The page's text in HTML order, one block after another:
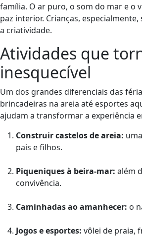
família. O ar puro, o som do mar e o
paz interior. Crianças,
a criatividade.
Atividades que
inesquecível
Um dos grandes diferenciais das
brincadeiras na areia até esportes
ajudam a transformar a experiência
Construir castelos de areia:
pais e filhos.
Piqueniques à beira-mar: além
convivência.
Caminhadas ao amanhecer: o
Jogos e esportes: vôlei de praia,